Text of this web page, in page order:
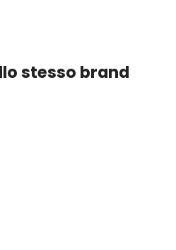
stesso brand